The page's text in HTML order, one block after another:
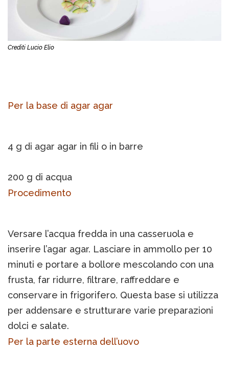
Crediti Lucio Elio
Per la base di agar agar
4 g di agar agar in fili o in barre
200 g di acqua
Procedimento
Versare l’acqua fredda in una casseruola e
inserire l’agar agar. Lasciare in ammollo per 10
minuti e portare a bollore mescolando con una
frusta, far ridurre, filtrare, raffreddare e
conservare in frigorifero. Questa base si utilizza
per addensare e strutturare varie preparazioni
dolci e salate.
Per la parte esterna dell’uovo